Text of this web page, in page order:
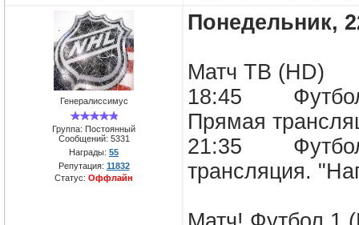
Генералиссимус
Группа: Постоянный
Сообщений: 5331
Награды: 55
Репутация: 11832
Статус: Оффлайн
Понедельник,
Матч ТВ (HD)
18:45 Футбол.
Прямая
21:35 Футбол.
трансляция.